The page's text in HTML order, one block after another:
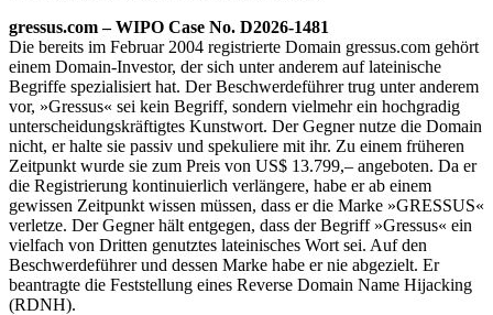
gressus.com – WIPO Case No. D2026-1481
Die bereits im Februar 2004 registrierte Domain gressus.com gehört
einem Domain-Investor, der sich unter anderem auf lateinische
Begriffe spezialisiert hat. Der Beschwerdeführer trug unter anderem
vor, »Gressus« sei kein Begriff, sondern vielmehr ein hochgradig
unterscheidungskräftigtes Kunstwort. Der Gegner nutze die Domain
nicht, er halte sie passiv und spekuliere mit ihr. Zu einem früheren
Zeitpunkt wurde sie zum Preis von US$ 13.799,– angeboten. Da er
die Registrierung kontinuierlich verlängere, habe er ab einem
gewissen Zeitpunkt wissen müssen, dass er die Marke »GRESSUS«
verletze. Der Gegner hält entgegen, dass der Begriff »Gressus« ein
vielfach von Dritten genutztes lateinisches Wort sei. Auf den
Beschwerdeführer und dessen Marke habe er nie abgezielt. Er
beantragte die Feststellung eines Reverse Domain Name Hijacking
(RDNH).